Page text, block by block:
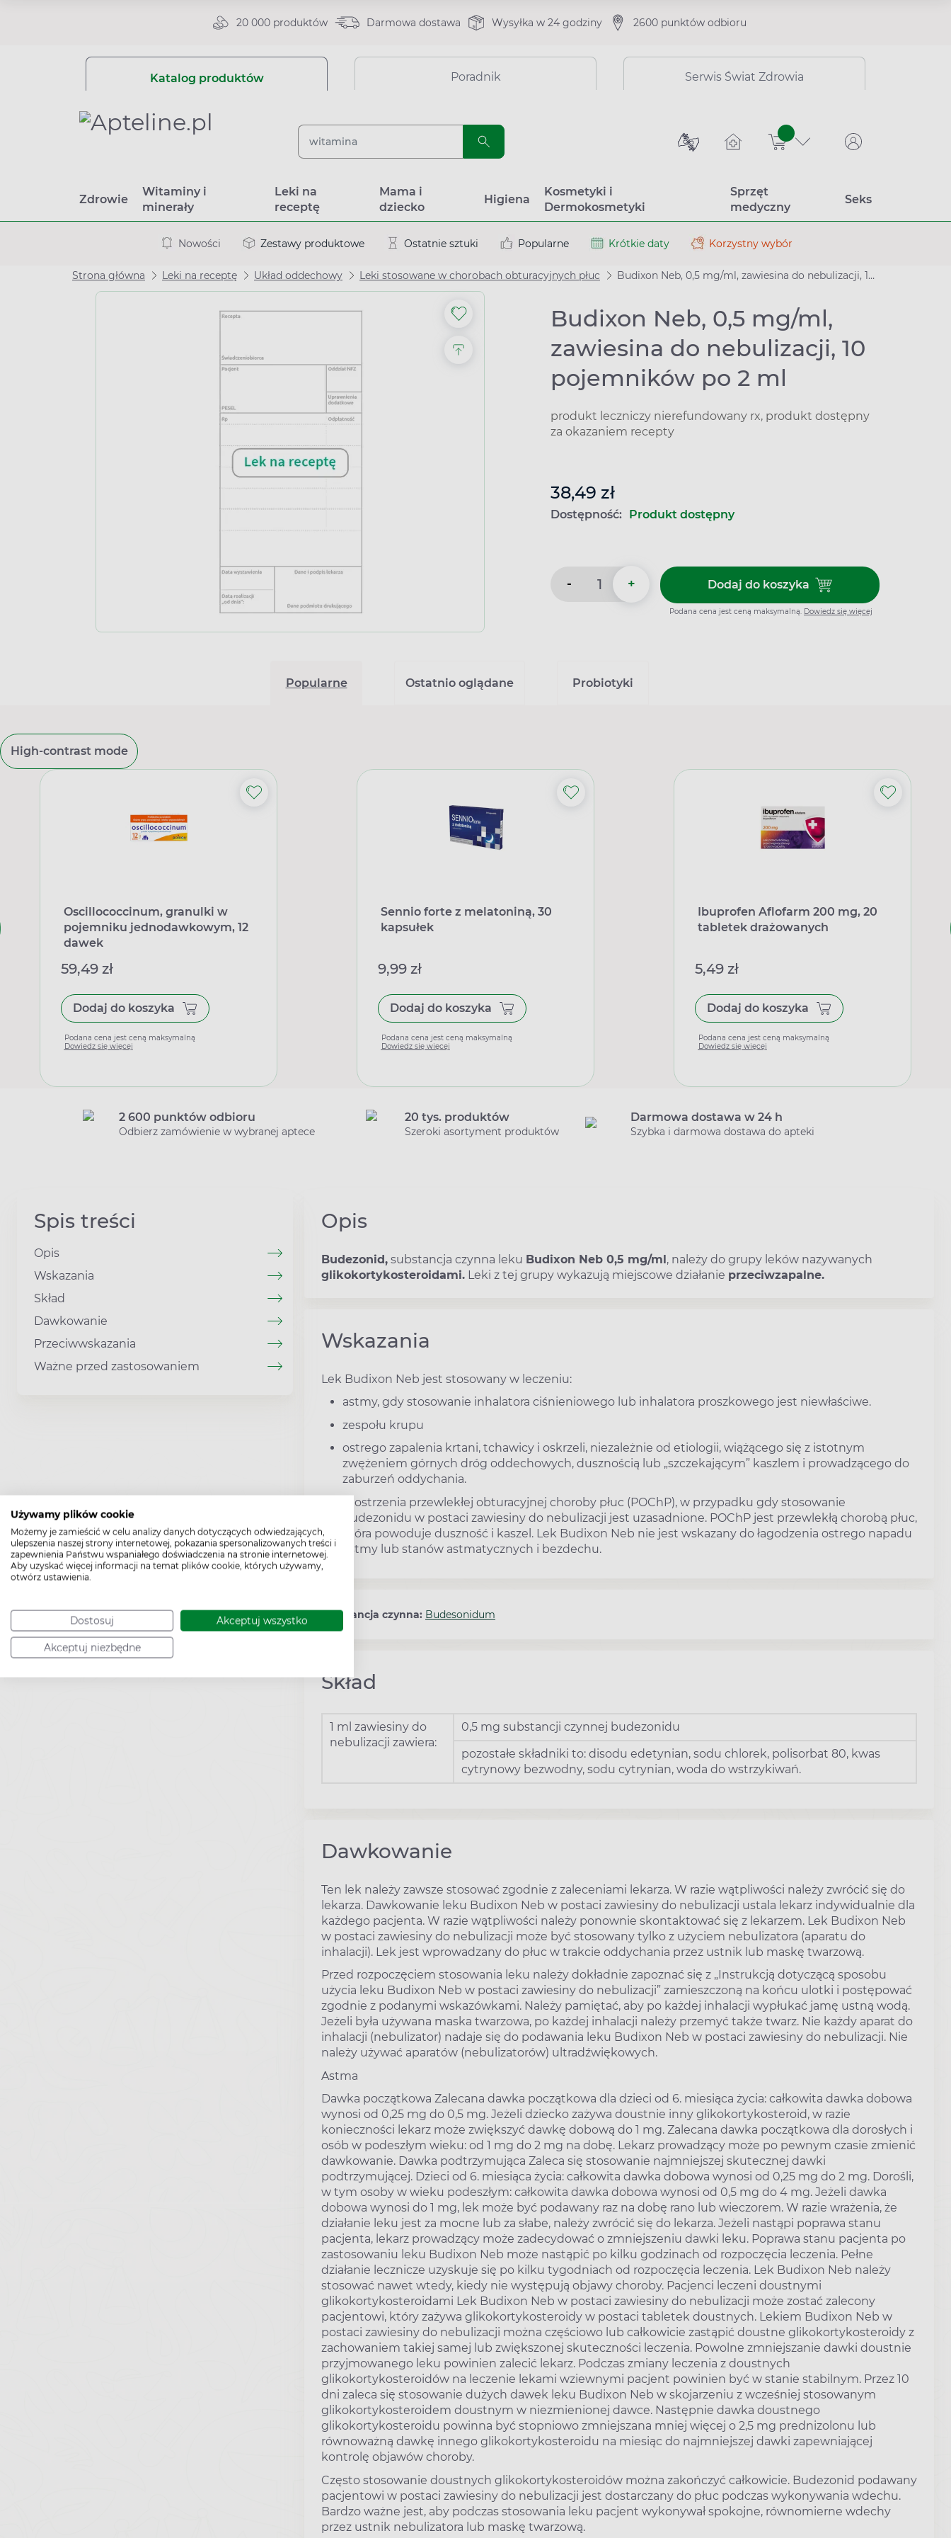
Używamy plików cookie
Możemy je zamieścić w celu analizy danych dotyczących odwiedzających,
ulepszenia naszej strony internetowej, pokazania spersonalizowanych treści i
zapewnienia Państwu wspaniałego doświadczenia na stronie internetowej.
Aby uzyskać więcej informacji na temat plików cookie, których używamy,
otwórz ustawienia.
Dostosuj Akceptuj wszystko
Akceptuj niezbędne
20 000 produktów Darmowa dostawa Wysyłka w 24 godziny 2600 punktów odbioru
Katalog produktów Poradnik Serwis Świat Zdrowia
sztuk
Zdrowie
Witaminy i
minerały
Leki na
receptę
Mama i
dziecko
Higiena
Kosmetyki i
Dermokosmetyki
Sprzęt
medyczny
Seks
Nowości Zestawy produktowe Ostatnie sztuki Popularne Krótkie daty Korzystny wybór
Strona główna Leki na receptę Układ oddechowy Leki stosowane w chorobach obturacyjnych płuc Budixon Neb, 0,5 mg/ml, zawiesina do nebulizacji, 10 pojemników po 2 ml
Budixon Neb, 0,5 mg/ml,
zawiesina do nebulizacji, 10
pojemników po 2 ml
produkt leczniczy nierefundowany rx, produkt dostępny
za okazaniem recepty
38,49 zł
Dostępność: Produkt dostępny
- + Dodaj do koszyka
Podana cena jest ceną maksymalną. Dowiedz się więcej
Popularne Ostatnio oglądane Probiotyki
High-contrast mode
Oscillococcinum, granulki w
pojemniku jednodawkowym, 12
dawek
59,49 zł
Dodaj do koszyka
Podana cena jest ceną maksymalną
Dowiedz się więcej
Sennio forte z melatoniną, 30
kapsułek
9,99 zł
Dodaj do koszyka
Podana cena jest ceną maksymalną
Dowiedz się więcej
Ibuprofen Aflofarm 200 mg, 20
tabletek drażowanych
5,49 zł
Dodaj do koszyka
Podana cena jest ceną maksymalną
Dowiedz się więcej
2 600 punktów odbioru
Odbierz zamówienie w wybranej aptece
20 tys. produktów
Szeroki asortyment produktów
Darmowa dostawa w 24 h
Szybka i darmowa dostawa do apteki
Spis treści
Opis
Wskazania
Skład
Dawkowanie
Przeciwwskazania
Ważne przed zastosowaniem
Opis
Budezonid, substancja czynna leku Budixon Neb 0,5 mg/ml, należy do grupy leków nazywanych
glikokortykosteroidami. Leki z tej grupy wykazują miejscowe działanie przeciwzapalne.
Wskazania
Lek Budixon Neb jest stosowany w leczeniu:
astmy, gdy stosowanie inhalatora ciśnieniowego lub inhalatora proszkowego jest niewłaściwe.
zespołu krupu
ostrego zapalenia krtani, tchawicy i oskrzeli, niezależnie od etiologii, wiążącego się z istotnym
zwężeniem górnych dróg oddechowych, dusznością lub „szczekającym” kaszlem i prowadzącego do
zaburzeń oddychania.
zaostrzenia przewlekłej obturacyjnej choroby płuc (POChP), w przypadku gdy stosowanie
budezonidu w postaci zawiesiny do nebulizacji jest uzasadnione. POChP jest przewlekłą chorobą płuc,
która powoduje duszność i kaszel. Lek Budixon Neb nie jest wskazany do łagodzenia ostrego napadu
astmy lub stanów astmatycznych i bezdechu.
Substancja czynna: Budesonidum
Skład
1 ml zawiesiny do
nebulizacji zawiera:
0,5 mg substancji czynnej budezonidu
pozostałe składniki to: disodu edetynian, sodu chlorek, polisorbat 80, kwas
cytrynowy bezwodny, sodu cytrynian, woda do wstrzykiwań.
Dawkowanie
Ten lek należy zawsze stosować zgodnie z zaleceniami lekarza. W razie wątpliwości należy zwrócić się do
lekarza. Dawkowanie leku Budixon Neb w postaci zawiesiny do nebulizacji ustala lekarz indywidualnie dla
każdego pacjenta. W razie wątpliwości należy ponownie skontaktować się z lekarzem. Lek Budixon Neb
w postaci zawiesiny do nebulizacji może być stosowany tylko z użyciem nebulizatora (aparatu do
inhalacji). Lek jest wprowadzany do płuc w trakcie oddychania przez ustnik lub maskę twarzową.
Przed rozpoczęciem stosowania leku należy dokładnie zapoznać się z „Instrukcją dotyczącą sposobu
użycia leku Budixon Neb w postaci zawiesiny do nebulizacji” zamieszczoną na końcu ulotki i postępować
zgodnie z podanymi wskazówkami. Należy pamiętać, aby po każdej inhalacji wypłukać jamę ustną wodą.
Jeżeli była używana maska twarzowa, po każdej inhalacji należy przemyć także twarz. Nie każdy aparat do
inhalacji (nebulizator) nadaje się do podawania leku Budixon Neb w postaci zawiesiny do nebulizacji. Nie
należy używać aparatów (nebulizatorów) ultradźwiękowych.
Astma
Dawka początkowa Zalecana dawka początkowa dla dzieci od 6. miesiąca życia: całkowita dawka dobowa
wynosi od 0,25 mg do 0,5 mg. Jeżeli dziecko zażywa doustnie inny glikokortykosteroid, w razie
konieczności lekarz może zwiększyć dawkę dobową do 1 mg. Zalecana dawka początkowa dla dorosłych i
osób w podeszłym wieku: od 1 mg do 2 mg na dobę. Lekarz prowadzący może po pewnym czasie zmienić
dawkowanie. Dawka podtrzymująca Zaleca się stosowanie najmniejszej skutecznej dawki
podtrzymującej. Dzieci od 6. miesiąca życia: całkowita dawka dobowa wynosi od 0,25 mg do 2 mg. Dorośli,
w tym osoby w wieku podeszłym: całkowita dawka dobowa wynosi od 0,5 mg do 4 mg. Jeżeli dawka
dobowa wynosi do 1 mg, lek może być podawany raz na dobę rano lub wieczorem. W razie wrażenia, że
działanie leku jest za mocne lub za słabe, należy zwrócić się do lekarza. Jeżeli nastąpi poprawa stanu
pacjenta, lekarz prowadzący może zadecydować o zmniejszeniu dawki leku. Poprawa stanu pacjenta po
zastosowaniu leku Budixon Neb może nastąpić po kilku godzinach od rozpoczęcia leczenia. Pełne
działanie lecznicze uzyskuje się po kilku tygodniach od rozpoczęcia leczenia. Lek Budixon Neb należy
stosować nawet wtedy, kiedy nie występują objawy choroby. Pacjenci leczeni doustnymi
glikokortykosteroidami Lek Budixon Neb w postaci zawiesiny do nebulizacji może zostać zalecony
pacjentowi, który zażywa glikokortykosteroidy w postaci tabletek doustnych. Lekiem Budixon Neb w
postaci zawiesiny do nebulizacji można częściowo lub całkowicie zastąpić doustne glikokortykosteroidy z
zachowaniem takiej samej lub zwiększonej skuteczności leczenia. Powolne zmniejszanie dawki doustnie
przyjmowanego leku powinien zalecić lekarz. Podczas zmiany leczenia z doustnych
glikokortykosteroidów na leczenie lekami wziewnymi pacjent powinien być w stanie stabilnym. Przez 10
dni zaleca się stosowanie dużych dawek leku Budixon Neb w skojarzeniu z wcześniej stosowanym
glikokortykosteroidem doustnym w niezmienionej dawce. Następnie dawka doustnego
glikokortykosteroidu powinna być stopniowo zmniejszana mniej więcej o 2,5 mg prednizolonu lub
równoważną dawkę innego glikokortykosteroidu na miesiąc do najmniejszej dawki zapewniającej
kontrolę objawów choroby.
Często stosowanie doustnych glikokortykosteroidów można zakończyć całkowicie. Budezonid podawany
pacjentowi w postaci zawiesiny do nebulizacji jest dostarczany do płuc podczas wykonywania wdechu.
Bardzo ważne jest, aby podczas stosowania leku pacjent wykonywał spokojne, równomierne wdechy
przez ustnik nebulizatora lub maskę twarzową.